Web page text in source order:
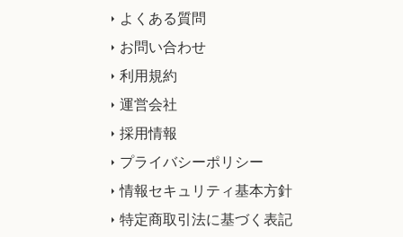
よくある質問
お問い合わせ
利用規約
運営会社
採用情報
プライバシーポリシー
情報セキュリティ基本方針
特定商取引法に基づく表記